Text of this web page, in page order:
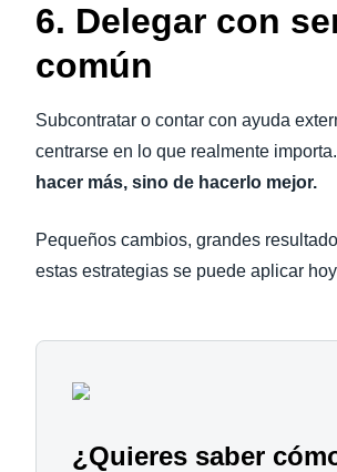
6. Delegar con
común
Subcontratar o contar con ayuda
centrarse en lo que realmente importa.
hacer más, sino de hacerlo mejor.
Pequeños cambios, grandes
estas estrategias se puede aplicar
¿Quieres saber